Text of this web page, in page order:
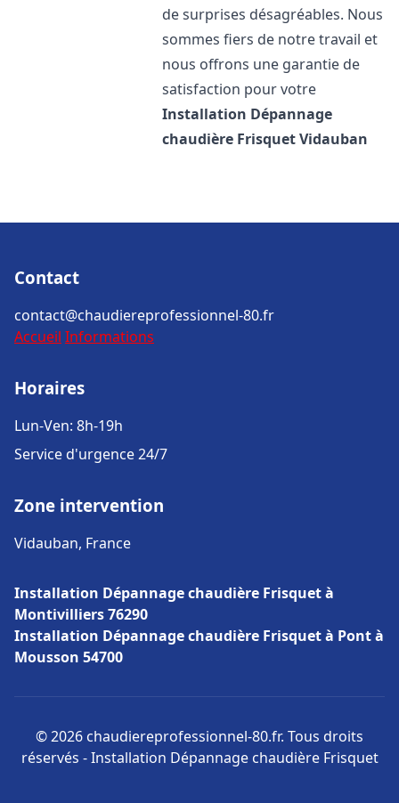
de surprises désagréables. Nous
sommes fiers de notre travail et
nous offrons une garantie de
satisfaction pour votre
Installation Dépannage
chaudière FrisquetVidauban
Contact
contact@chaudiereprofessionnel-80.fr
Accueil Informations
Horaires
Lun-Ven: 8h-19h
Service d'urgence 24/7
Zone intervention
Vidauban, France
Installation Dépannage chaudière Frisquet à
Montivilliers 76290
Installation Dépannage chaudière Frisquet à Pont à
Mousson 54700
© 2026 chaudiereprofessionnel-80.fr. Tous droits
réservés - Installation Dépannage chaudière Frisquet